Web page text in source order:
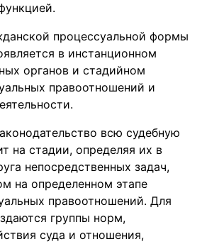
процессуальной формы
в инстанционном
органов и стадийном
правоотношений и
всю судебную
на стадии, определяя их в
непосредственных задач,
на определенном этапе
правоотношений. Для
группы норм,
суда и отношения,